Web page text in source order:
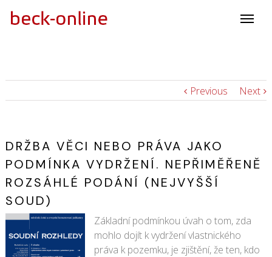
Previous Next
DRŽBA VĚCI NEBO PRÁVA JAKO
PODMÍNKA VYDRŽENÍ. NEPŘIMĚŘENĚ
ROZSÁHLÉ PODÁNÍ (NEJVYŠŠÍ
SOUD)
Základní podmínkou úvah o tom, zda
mohlo dojít k vydržení vlastnického
práva k pozemku, je zjištění, že ten, kdo